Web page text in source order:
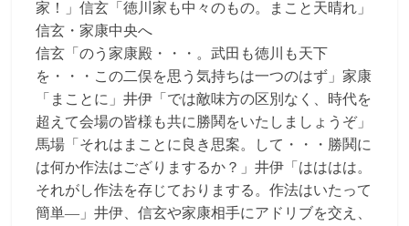
家！」信玄「徳川家も中々のもの。まこと天晴れ」
信玄・家康中央へ
信玄「のう家康殿・・・。武田も徳川も天下
を・・・この二俣を思う気持ちは一つのはず」家康
「まことに」井伊「では敵味方の区別なく、時代を
超えて会場の皆様も共に勝鬨をいたしましょうぞ」
馬場「それはまことに良き思案。して・・・勝鬨に
は何か作法はござりまするか？」井伊「はははは。
それがし作法を存じておりまする。作法はいたって
簡単―」井伊、信玄や家康相手にアドリブを交え、